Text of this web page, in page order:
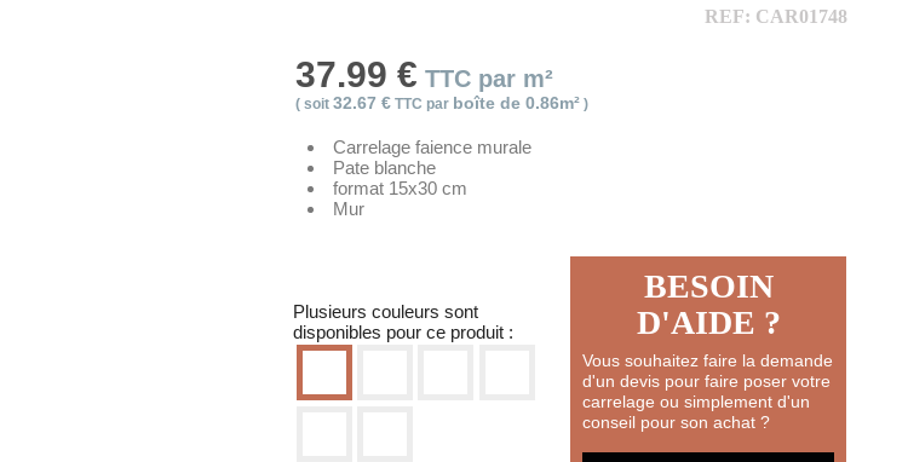
REF: CAR01748
37.99 € TTC par m²
( soit32.67 € TTC par boîte de 0.86m² )
Carrelage faience murale
Pate blanche
format 15x30 cm
Mur
Plusieurs couleurs sont
disponibles pour ce produit :
BESOIN
D'AIDE ?
Vous souhaitez faire la demande
d'un devis pour faire poser votre
carrelage ou simplement d'un
conseil pour son achat ?